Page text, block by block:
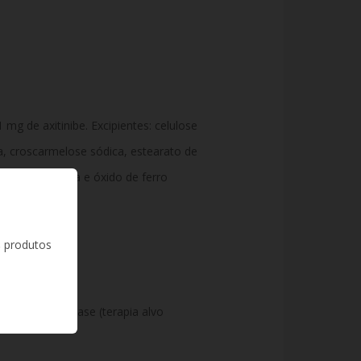
de axitinibe. Excipientes: celulose
croscarmelose sódica, estearato de
triacetina e óxido de ferro
proteína quinase (terapia alvo
produtos